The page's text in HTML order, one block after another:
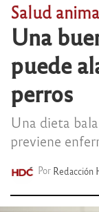
Salud
Una
puede
perros
Una dieta
previene
Por Redacción